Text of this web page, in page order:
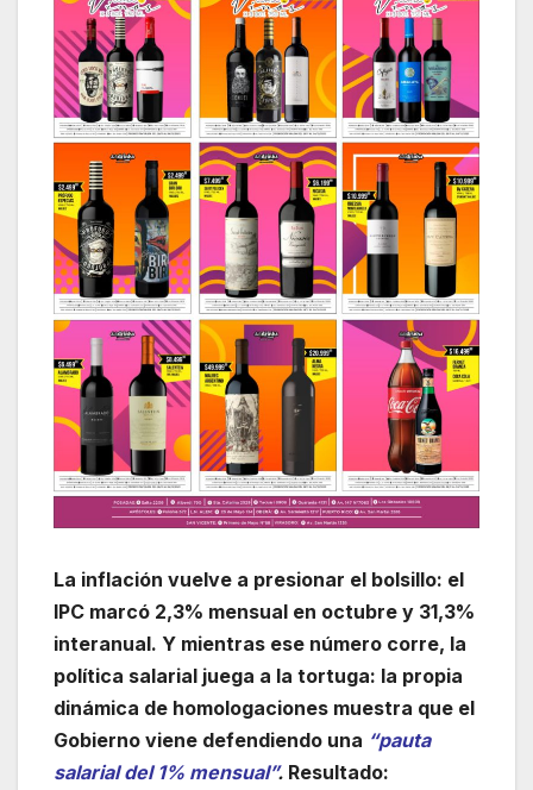
La inflación vuelve a presionar el bolsillo: el
IPC marcó 2,3% mensual en octubre y 31,3%
interanual. Y mientras ese número corre, la
política salarial juega a la tortuga: la propia
dinámica de homologaciones muestra que el
Gobierno viene defendiendo una “pauta
salarial del 1% mensual”. Resultado: